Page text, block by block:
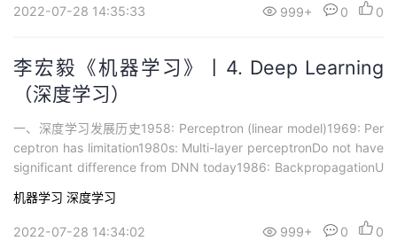
2022-07-28 14:35:33 999+ 0 0
李宏毅《机器学习》丨4. Deep Learning
（深度学习）
一、深度学习发展历史1958: Perceptron (linear model)1969: Per
ceptron has limitation1980s: Multi-layer perceptronDo not have
significant difference from DNN today1986: BackpropagationU
机器学习 深度学习
2022-07-28 14:34:02 999+ 0 0